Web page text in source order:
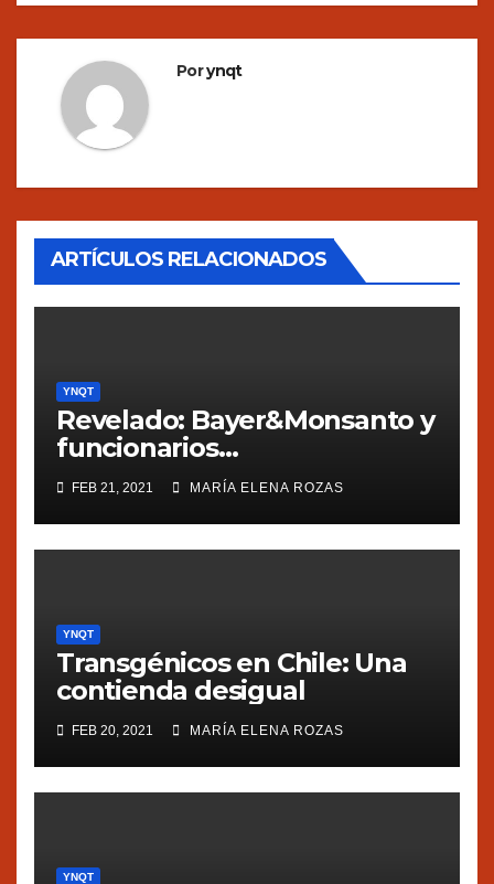
Porynqt
ARTÍCULOS RELACIONADOS
YNQT
Revelado: Bayer&Monsanto y
funcionarios
estadounidenses
presionaron a México
FEB 21, 2021 MARÍA ELENA ROZAS
YNQT
Transgénicos en Chile: Una
contienda desigual
FEB 20, 2021 MARÍA ELENA ROZAS
YNQT